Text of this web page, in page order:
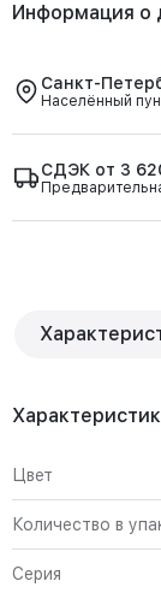
Информация о
Санкт-
Населённый
СДЭК от 3
Цвет
Количество в
Серия